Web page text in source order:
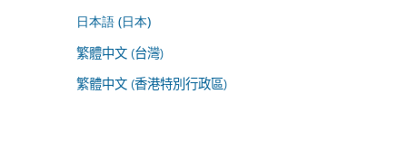
日本語 (日本)
繁體中文 (台灣)
繁體中文 (香港特別行政區)